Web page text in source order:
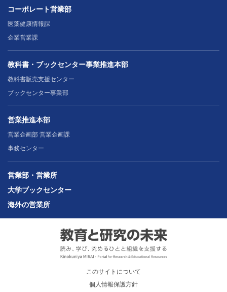
コーポレート営業部
医薬健康情報課
企業営業課
教科書・ブックセンター事業推進本部
教科書販売支援センター
ブックセンター事業部
営業推進本部
営業企画部 営業企画課
事務センター
営業部・営業所
大学ブックセンター
海外の営業所
このサイトについて
個人情報保護方針